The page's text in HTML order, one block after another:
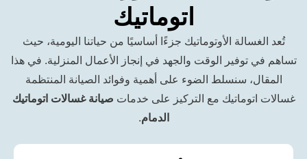
اتوماتيك
الأوتوماتيك جزءًا أساسيًا من حياتنا اليومية، حيث
الوقت والجهد في إنجاز الأعمال المنزلية. في هذا
سنسلط الضوء على أهمية وفوائد الصيانة المنتظمة
مع التركيز على خدمات
صيانة غسالات اتوماتيك